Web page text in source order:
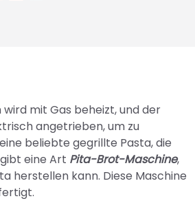
mit Gas beheizt, und der
angetrieben, um zu
beliebte gegrillte Pasta, die
eine Art Pita-Brot-Maschine,
herstellen kann. Diese Maschine